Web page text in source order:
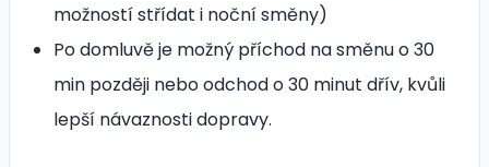
možností střídat i noční směny)
Po domluvě je možný příchod na směnu o 30
min později nebo odchod o 30 minut dřív, kvůli
lepší návaznosti dopravy.